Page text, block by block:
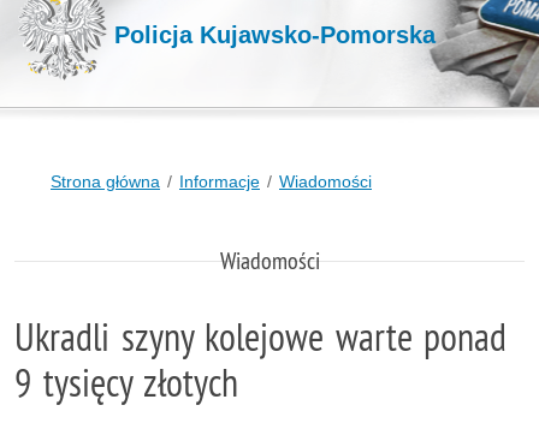
Policja Kujawsko-Pomorska
Strona główna Informacje Wiadomości
Wiadomości
Ukradli szyny kolejowe warte ponad
9 tysięcy złotych